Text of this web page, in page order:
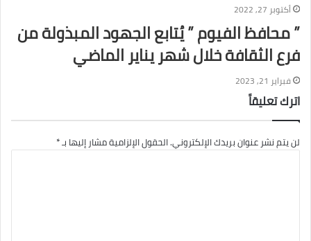
أكتوبر 27, 2022
” محافظ الفيوم ” يُتابع الجهود المبذولة من
فرع الثقافة خلال شهر يناير الماضي
فبراير 21, 2023
اترك تعليقاً
لن يتم نشر عنوان بريدك الإلكتروني.الحقول الإلزامية مشار إليها بـ*